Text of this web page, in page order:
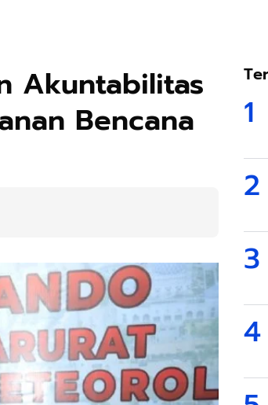
Akuntabilitas
Bencana